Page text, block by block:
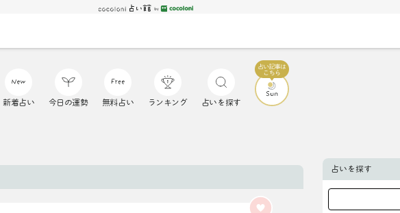
新着占い 今日の運勢 無料占い ランキング 占いを探す
占いを探す